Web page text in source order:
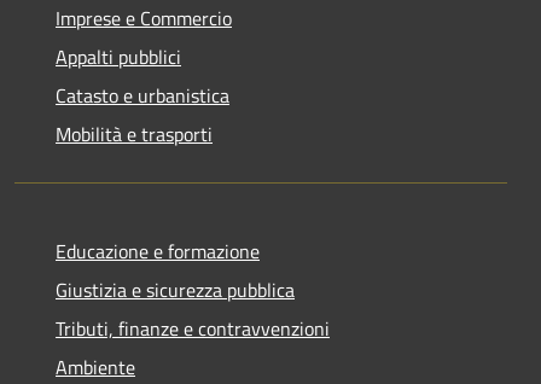
Imprese e Commercio
Appalti pubblici
Catasto e urbanistica
Mobilità e trasporti
Educazione e formazione
Giustizia e sicurezza pubblica
Tributi, finanze e contravvenzioni
Ambiente